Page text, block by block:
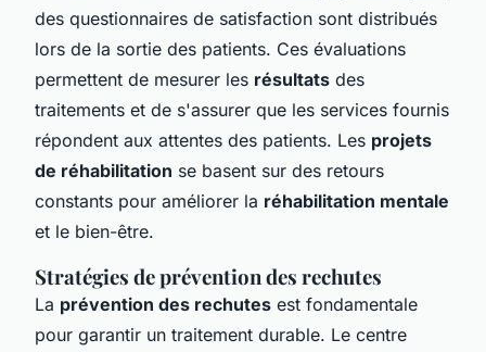
des questionnaires de satisfaction sont distribués
lors de la sortie des patients. Ces évaluations
permettent de mesurer les résultats des
traitements et de s'assurer que les services fournis
répondent aux attentes des patients. Les projets
de réhabilitation se basent sur des retours
constants pour améliorer la réhabilitation mentale
et le bien-être.
Stratégies de prévention des rechutes
La prévention des rechutes est fondamentale
pour garantir un traitement durable. Le centre